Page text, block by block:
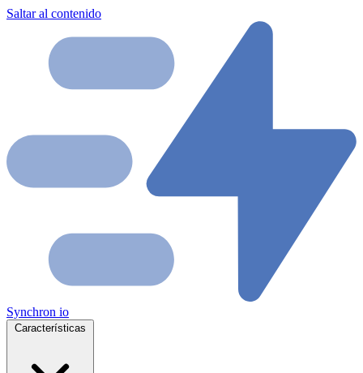
Saltar al contenido
Synchron io